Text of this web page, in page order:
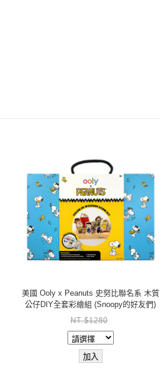
美國 Ooly x Peanuts 史努比聯名系 木質
公仔DIY全套彩繪組 (Snoopy的好友們)
NT.$1280